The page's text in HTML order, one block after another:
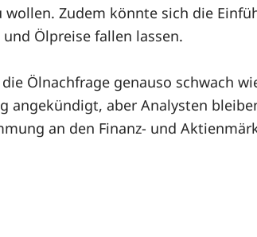
Zudem könnte sich die
Ölpreise fallen lassen.
Ölnachfrage genauso schwach
angekündigt, aber Analysten
an den Finanz- und